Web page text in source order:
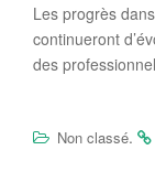
Les progrès
continueront
des
Non classé.